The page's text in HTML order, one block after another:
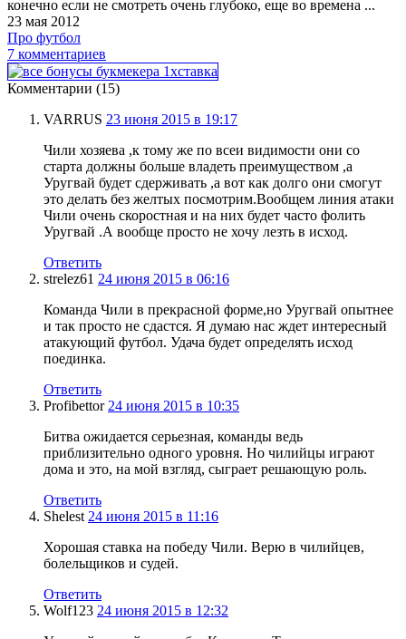
конечно если не смотреть очень глубоко, еще во времена ...
23 мая 2012
Про футбол
7 комментариев
Комментарии (15)
VARRUS 23 июня 2015 в 19:17
Чили хозяева ,к тому же по всеи видимости они со
старта должны больше владеть преимуществом ,а
Уругвай будет сдерживать ,а вот как долго они смогут
это делать без желтых посмотрим.Вообщем линия атаки
Чили очень скоростная и на них будет часто фолить
Уругвай .А вообще просто не хочу лезть в исход.
Ответить
strelez61 24 июня 2015 в 06:16
Команда Чили в прекрасной форме,но Уругвай опытнее
и так просто не сдастся. Я думаю нас ждет интересный
атакующий футбол. Удача будет определять исход
поединка.
Ответить
Profibettor 24 июня 2015 в 10:35
Битва ожидается серьезная, команды ведь
приблизительно одного уровня. Но чилийцы играют
дома и это, на мой взгляд, сыграет решающую роль.
Ответить
Shelest 24 июня 2015 в 11:16
Хорошая ставка на победу Чили. Верю в чилийцев,
болельщиков и судей.
Ответить
Wolf123 24 июня 2015 в 12:32